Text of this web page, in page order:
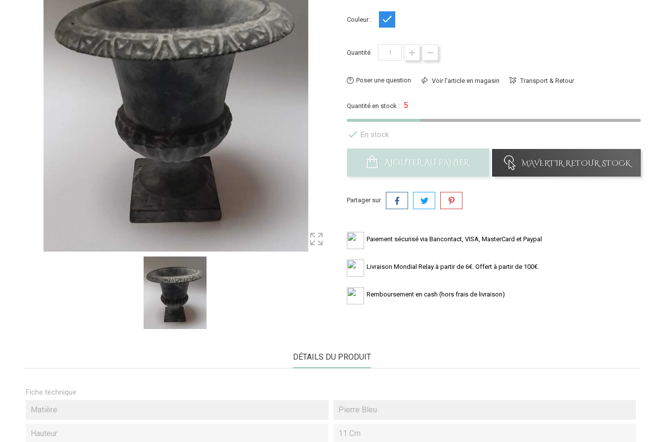
Couleur :
Quantité
Poser une question Voir l'article en magasin Transport & Retour
Quantité en stock : 5
 En stock
AJOUTER AU PANIER M'AVERTIR RETOUR STOCK
Partager sur
Paiement sécurisé via Bancontact, VISA, MasterCard et Paypal
Livraison Mondial Relay à partir de 6€. Offert à partir de 100€.
Remboursement en cash (hors frais de livraison)
DÉTAILS DU PRODUIT
Fiche technique
Matière Pierre Bleu
Hauteur 11 Cm